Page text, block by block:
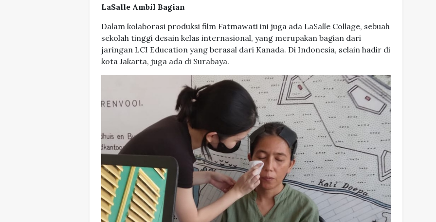
LaSalle Ambil Bagian
Dalam kolaborasi produksi film Fatmawati ini juga ada LaSalle Collage, sebuah
sekolah tinggi desain kelas internasional, yang merupakan bagian dari
jaringan LCI Education yang berasal dari Kanada. Di Indonesia, selain hadir di
kota Jakarta, juga ada di Surabaya.